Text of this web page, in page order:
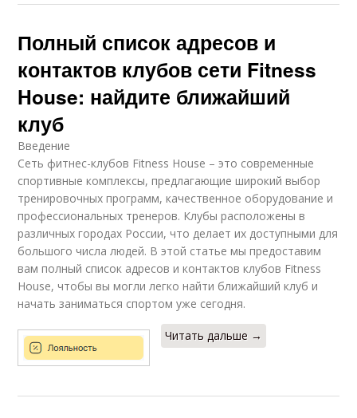
Полный список адресов и
контактов клубов сети Fitness
House: найдите ближайший
клуб
Введение
Сеть фитнес-клубов Fitness House – это современные
спортивные комплексы, предлагающие широкий выбор
тренировочных программ, качественное оборудование и
профессиональных тренеров. Клубы расположены в
различных городах России, что делает их доступными для
большого числа людей. В этой статье мы предоставим
вам полный список адресов и контактов клубов Fitness
House, чтобы вы могли легко найти ближайший клуб и
начать заниматься спортом уже сегодня.
Читать дальше →